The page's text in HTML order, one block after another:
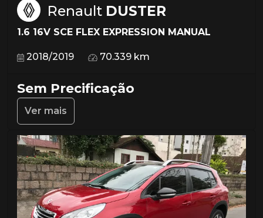
Renault DUSTER
1.6 16V SCE FLEX EXPRESSION MANUAL
2018/2019 70.339 km
Sem Precificação
Ver mais